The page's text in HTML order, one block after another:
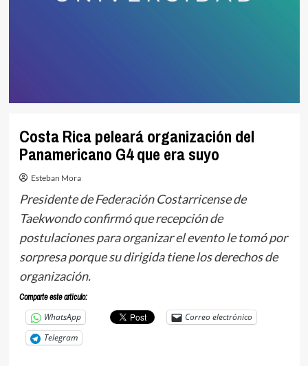
Costa Rica peleará organización del
Panamericano G4 que era suyo
Esteban Mora
Presidente de Federación Costarricense de
Taekwondo confirmó que recepción de
postulaciones para organizar el evento le tomó por
sorpresa porque su dirigida tiene los derechos de
organización.
Comparte este articulo:
WhatsApp
Correo electrónico
Telegram